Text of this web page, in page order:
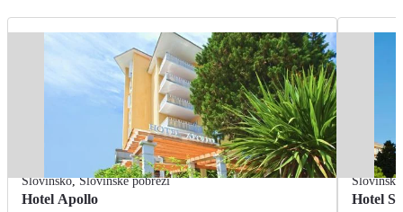
Slovinsko,Slovinské pobřeží
Hotel Apollo
Slovinsko
Hotel